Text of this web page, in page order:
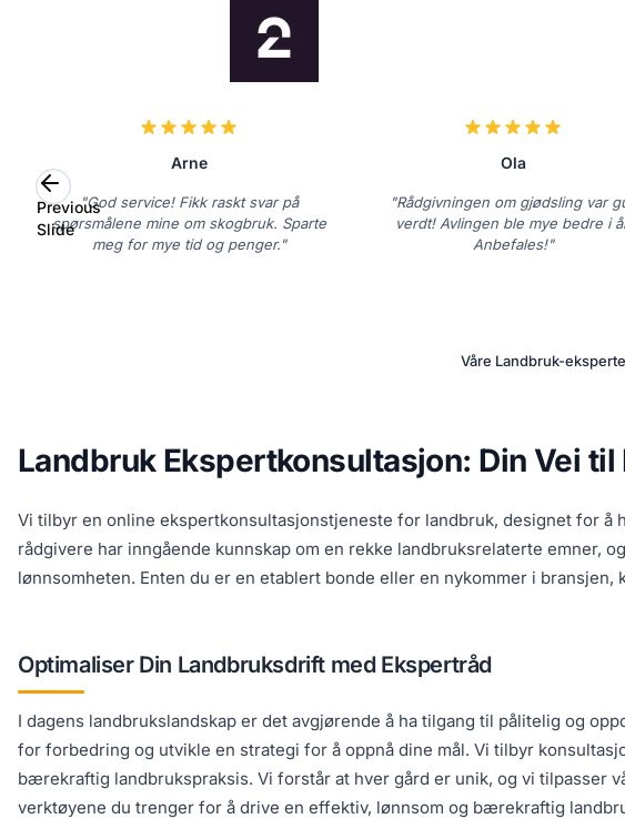
Arne
"God service! Fikk raskt svar på
spørsmålene mine om skogbruk. Sparte
meg for mye tid og penger."
Ola
"Rådgivningen om gjødsling var
verdt! Avlingen ble mye bedre i
Anbefales!"
Previous
Slide
Våre Landbruk-
Landbruk Ekspertkonsultasjon: Din Vei
Vi tilbyr en online ekspertkonsultasjonstjeneste for landbruk, designet for
rådgivere har inngående kunnskap om en rekke landbruksrelaterte emner,
lønnsomheten. Enten du er en etablert bonde eller en nykommer i
Optimaliser Din Landbruksdrift med Ekspertråd
I dagens landbrukslandskap er det avgjørende å ha tilgang til pålitelig og
for forbedring og utvikle en strategi for å oppnå dine mål. Vi tilbyr
bærekraftig landbrukspraksis. Vi forstår at hver gård er unik, og vi tilpasser
verktøyene du trenger for å drive en effektiv, lønnsom og bærekraftig